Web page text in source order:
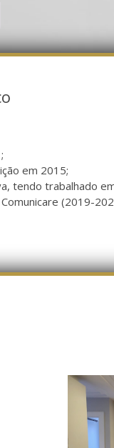
em 2015;
tendo trabalhado
(2019-